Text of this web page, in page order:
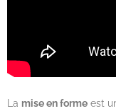
La mise en forme est